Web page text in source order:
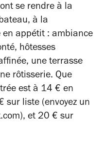
se rendre à la
à la
en appétit : ambiance
hôtesses
une terrasse
rôtisserie. Que
est à 14 € en
sur liste (envoyez un
et 20 € sur